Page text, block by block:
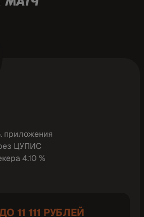
МАТЧ
приложения
ЦУПИС
4.10 %
11 111 РУБЛЕЙ